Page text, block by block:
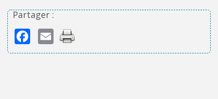
Partager :
Facebook
Email